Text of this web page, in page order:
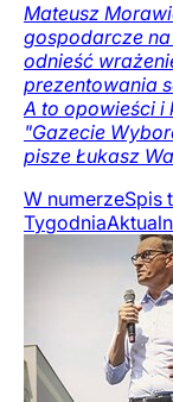
Mateusz
gospodarcze
odnieść
prezentowania
A to opowieści i
"Gazecie
pisze Łukasz
W numerzeSpis
Tygodnia